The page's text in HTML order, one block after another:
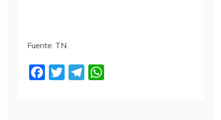
Fuente: TN.
F
T
T